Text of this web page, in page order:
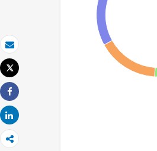
Email
Imprimir
Tweet
Share
Share